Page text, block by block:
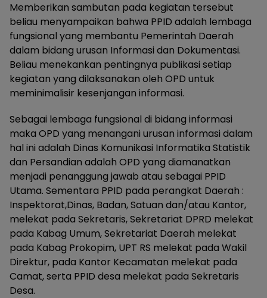
Memberikan sambutan pada kegiatan tersebut
beliau menyampaikan bahwa PPID adalah lembaga
fungsional yang membantu Pemerintah Daerah
dalam bidang urusan Informasi dan Dokumentasi.
Beliau menekankan pentingnya publikasi setiap
kegiatan yang dilaksanakan oleh OPD untuk
meminimalisir kesenjangan informasi.
Sebagai lembaga fungsional di bidang informasi
maka OPD yang menangani urusan informasi dalam
hal ini adalah Dinas Komunikasi Informatika Statistik
dan Persandian adalah OPD yang diamanatkan
menjadi penanggung jawab atau sebagai PPID
Utama. Sementara PPID pada perangkat Daerah :
Inspektorat,Dinas, Badan, Satuan dan/atau Kantor,
melekat pada Sekretaris, Sekretariat DPRD melekat
pada Kabag Umum, Sekretariat Daerah melekat
pada Kabag Prokopim, UPT RS melekat pada Wakil
Direktur, pada Kantor Kecamatan melekat pada
Camat, serta PPID desa melekat pada Sekretaris
Desa.